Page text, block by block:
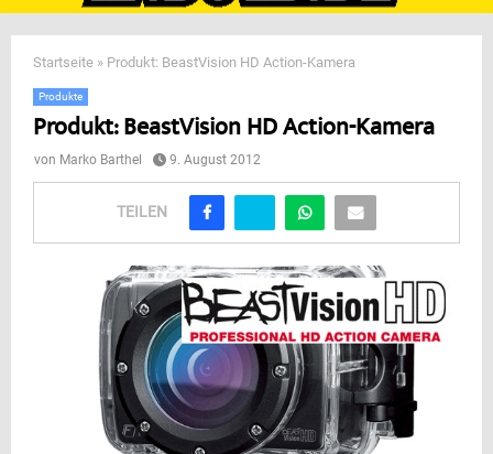
MENU
Startseite » Produkt: BeastVision HD Action-Kamera
Produkte
Produkt: BeastVision HD Action-Kamera
von Marko Barthel 9. August 2012
TEILEN